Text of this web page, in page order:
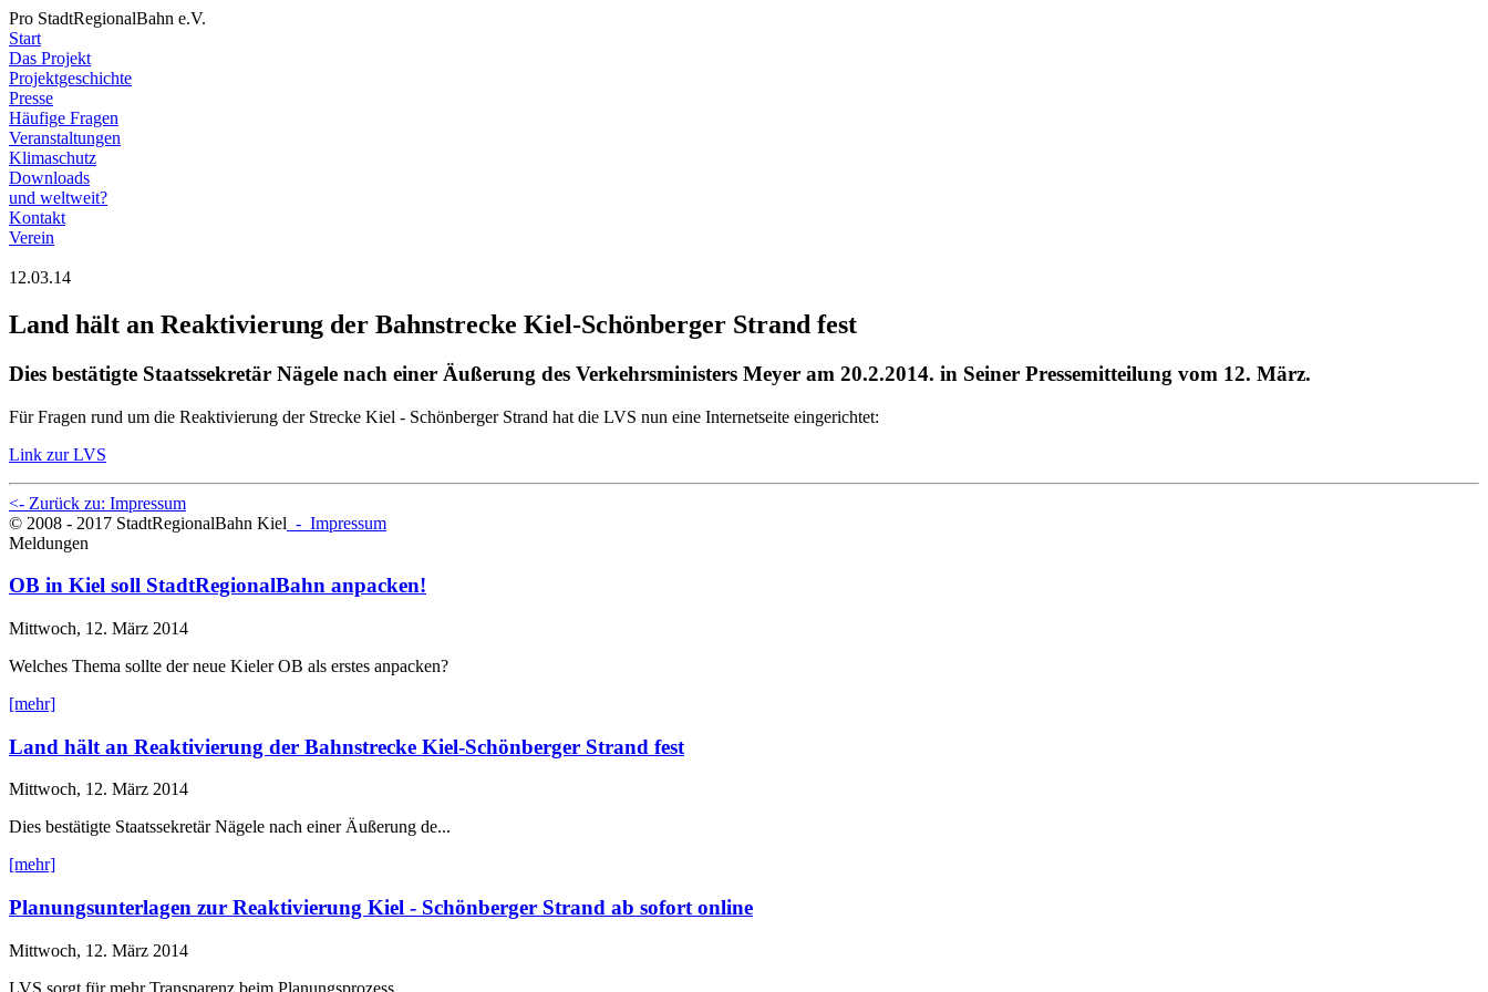
Pro StadtRegionalBahn e.V.
Start
Das Projekt
Projektgeschichte
Presse
Häufige Fragen
Veranstaltungen
Klimaschutz
Downloads
und weltweit?
Kontakt
Verein
12.03.14
Land hält an Reaktivierung der Bahnstrecke Kiel-Schönberger Strand fest
Dies bestätigte Staatssekretär Nägele nach einer Äußerung des Verkehrsministers Meyer am 20.2.2014. in Seiner Pressemitteilung vom 12. März.
Für Fragen rund um die Reaktivierung der Strecke Kiel - Schönberger Strand hat die LVS nun eine Internetseite eingerichtet:
Link zur LVS
<- Zurück zu: Impressum
© 2008 - 2017 StadtRegionalBahn Kiel - Impressum
Meldungen
OB in Kiel soll StadtRegionalBahn anpacken!
Mittwoch, 12. März 2014
Welches Thema sollte der neue Kieler OB als erstes anpacken?
[mehr]
Land hält an Reaktivierung der Bahnstrecke Kiel-Schönberger Strand fest
Mittwoch, 12. März 2014
Dies bestätigte Staatssekretär Nägele nach einer Äußerung de...
[mehr]
Planungsunterlagen zur Reaktivierung Kiel - Schönberger Strand ab sofort online
Mittwoch, 12. März 2014
LVS sorgt für mehr Transparenz beim Planungsprozess